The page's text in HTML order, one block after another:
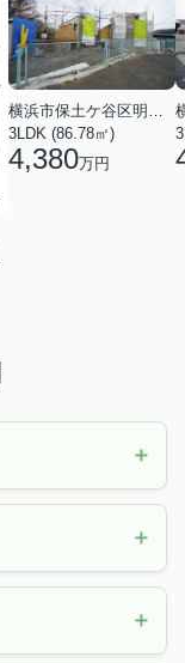
横浜市保土ケ谷区明神台
3LDK (86.78㎡)
4,380万円